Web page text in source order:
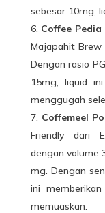
sebesar 10mg,
Coffee Pedia
Majapahit
Dengan rasio
15mg, liquid
menggugah
Coffemeel
Friendly dari
dengan volume
mg. Dengan
ini
memuaskan.